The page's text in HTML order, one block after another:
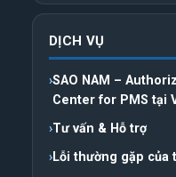
DỊCH VỤ
SAO NAM –
Center for PMS tại
Tư vấn & Hỗ trợ
Lỗi thường gặp của